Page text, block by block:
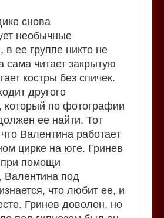
снова
необычные
в ее группе никто не
сама читает закрытую
костры без спичек.
другого
который по фотографии
ее найти. Тот
Валентина работает
цирке на юге. Гринев
при помощи
Валентина под
что любит ее, и
Гринев доволен, но